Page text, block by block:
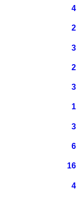
4
2
3
2
3
1
3
6
16
4